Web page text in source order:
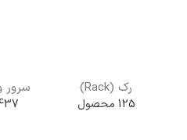
رک (Rack)
125 محصول
سرور
437